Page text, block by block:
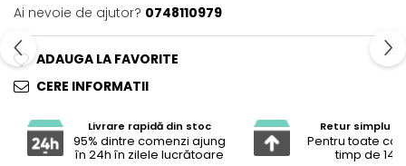
Ai nevoie de ajutor? 0748110979
ADAUGA LA FAVORITE
CERE INFORMATII
Livrare rapidă din stoc
95% dintre comenzi ajung
în 24h în zilele lucrătoare
Retur simplu și
Pentru toate
timp de 14